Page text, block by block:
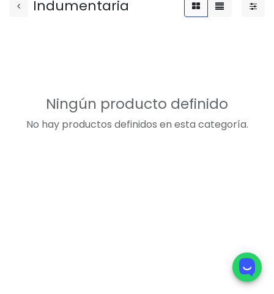
Indumentaria
Ningún producto definido
No hay productos definidos en esta categoría.